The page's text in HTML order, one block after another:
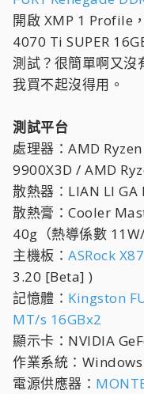
開啟 XMP 1 Profile
4070 Ti SUPER
測試？很簡單啊又沒
我買不起沒得用。
測試平台
處理器：AMD
9900X3D / AMD
散熱器：LIAN LI GA
散熱膏：Cooler
40g（熱導係數 11W/
主機板： ASRock
3.20 [Beta] )
記憶體： Kingston
MT/s 16GBx2
顯示卡：NVIDIA
作業系統：
電源供應器：